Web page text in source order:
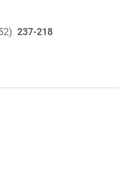
237-218